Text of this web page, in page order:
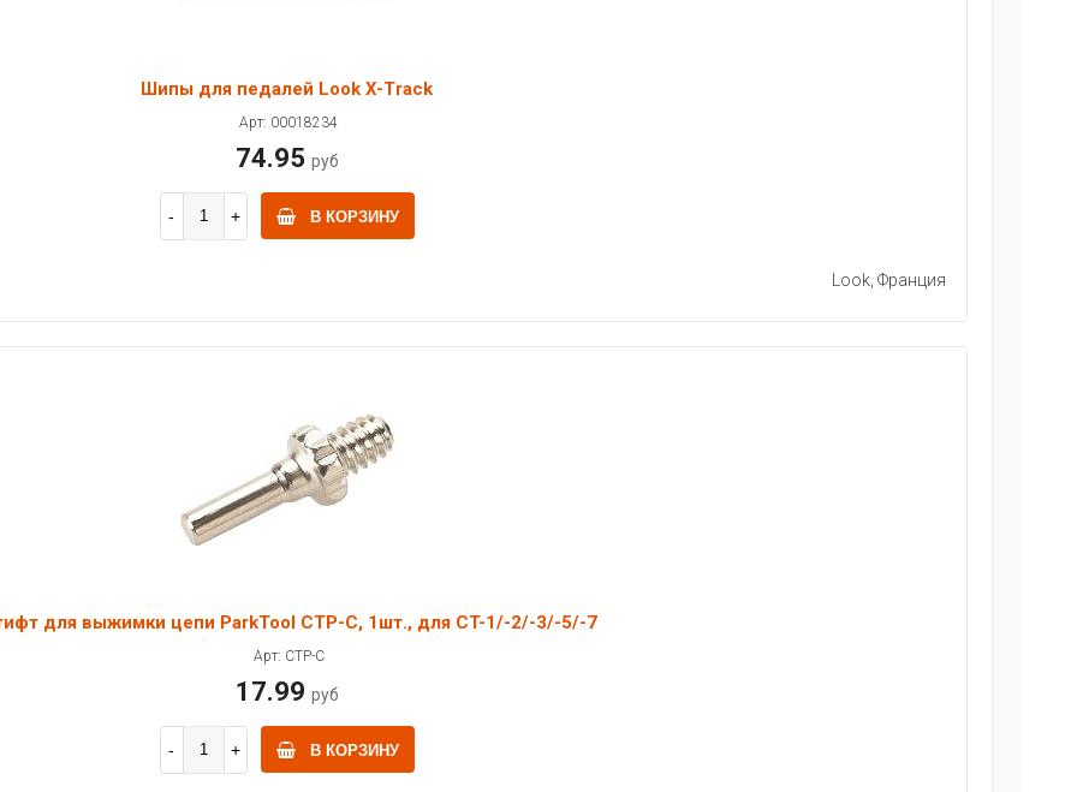
Шипы для педалей Look X-Track
Арт: 00018234
74.95 руб
В КОРЗИНУ
Look, Франция
для выжимки цепи ParkTool CTP-C, 1шт., для CT-1/-2/-3/-5/-7
Арт: CTP-C
17.99 руб
В КОРЗИНУ